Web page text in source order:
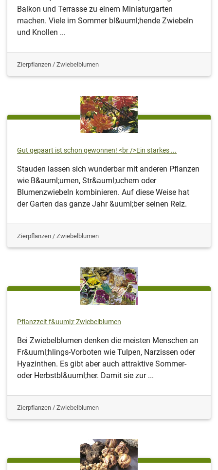
Balkon und Terrasse zu einem Miniaturgarten
machen. Viele im Sommer bl&uuml;hende Zwiebeln
und Knollen ...
Zierpflanzen / Zwiebelblumen
Gut gepaart ist schon gewonnen! <br />Ein starkes ...
Stauden lassen sich wunderbar mit anderen Pflanzen
wie B&auml;umen, Str&auml;uchern oder
Blumenzwiebeln kombinieren. Auf diese Weise hat
der Garten das ganze Jahr &uuml;ber seinen Reiz.
Zierpflanzen / Zwiebelblumen
Pflanzzeit f&uuml;r Zwiebelblumen
Bei Zwiebelblumen denken die meisten Menschen an
Fr&uuml;hlings-Vorboten wie Tulpen, Narzissen oder
Hyazinthen. Es gibt aber auch attraktive Sommer-
oder Herbstbl&uuml;her. Damit sie zur ...
Zierpflanzen / Zwiebelblumen